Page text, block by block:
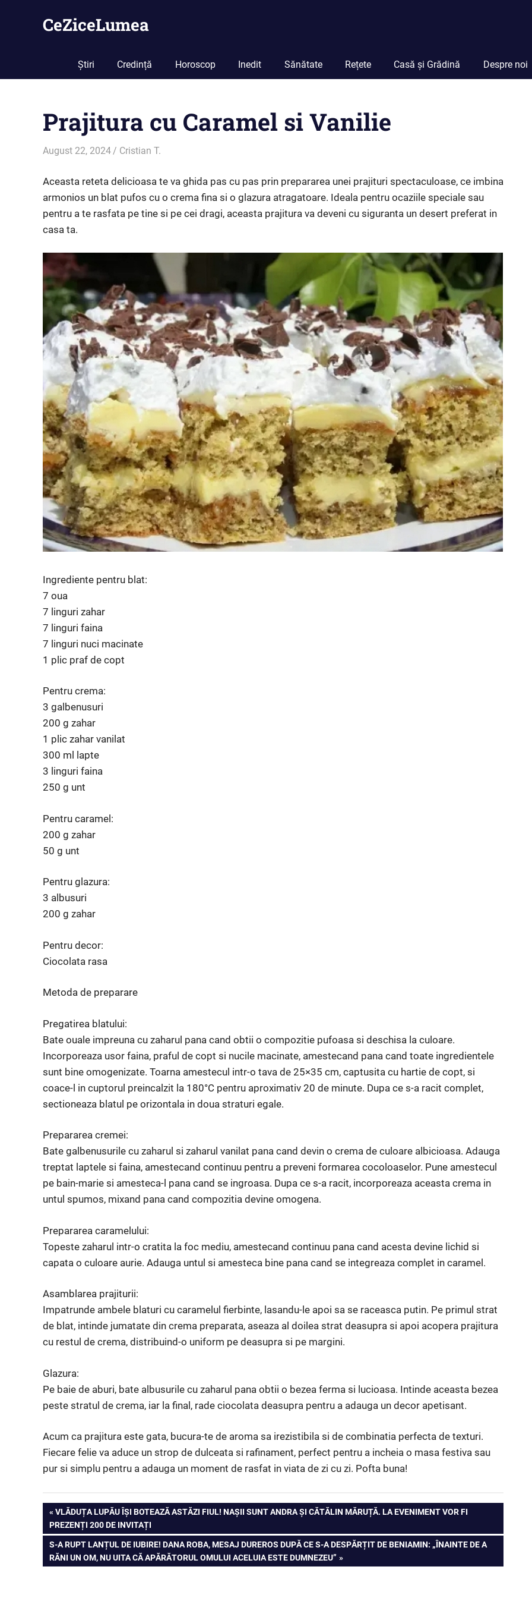
CeZiceLumea
Știri Credință Horoscop Inedit Sănătate Rețete Casă și Grădină Despre noi
Prajitura cu Caramel si Vanilie
August 22, 2024 Cristian T.
Aceasta reteta delicioasa te va ghida pas cu pas prin prepararea unei prajituri spectaculoase, ce imbina
armonios un blat pufos cu o crema fina si o glazura atragatoare. Ideala pentru ocaziile speciale sau
pentru a te rasfata pe tine si pe cei dragi, aceasta prajitura va deveni cu siguranta un desert preferat in
casa ta.
Ingrediente pentru blat:
7 oua
7 linguri zahar
7 linguri faina
7 linguri nuci macinate
1 plic praf de copt
Pentru crema:
3 galbenusuri
200 g zahar
1 plic zahar vanilat
300 ml lapte
3 linguri faina
250 g unt
Pentru caramel:
200 g zahar
50 g unt
Pentru glazura:
3 albusuri
200 g zahar
Pentru decor:
Ciocolata rasa
Metoda de preparare
Pregatirea blatului:
Bate ouale impreuna cu zaharul pana cand obtii o compozitie pufoasa si deschisa la culoare.
Incorporeaza usor faina, praful de copt si nucile macinate, amestecand pana cand toate ingredientele
sunt bine omogenizate. Toarna amestecul intr-o tava de 25×35 cm, captusita cu hartie de copt, si
coace-l in cuptorul preincalzit la 180°C pentru aproximativ 20 de minute. Dupa ce s-a racit complet,
sectioneaza blatul pe orizontala in doua straturi egale.
Prepararea cremei:
Bate galbenusurile cu zaharul si zaharul vanilat pana cand devin o crema de culoare albicioasa. Adauga
treptat laptele si faina, amestecand continuu pentru a preveni formarea cocoloaselor. Pune amestecul
pe bain-marie si amesteca-l pana cand se ingroasa. Dupa ce s-a racit, incorporeaza aceasta crema in
untul spumos, mixand pana cand compozitia devine omogena.
Prepararea caramelului:
Topeste zaharul intr-o cratita la foc mediu, amestecand continuu pana cand acesta devine lichid si
capata o culoare aurie. Adauga untul si amesteca bine pana cand se integreaza complet in caramel.
Asamblarea prajiturii:
Impatrunde ambele blaturi cu caramelul fierbinte, lasandu-le apoi sa se raceasca putin. Pe primul strat
de blat, intinde jumatate din crema preparata, aseaza al doilea strat deasupra si apoi acopera prajitura
cu restul de crema, distribuind-o uniform pe deasupra si pe margini.
Glazura:
Pe baie de aburi, bate albusurile cu zaharul pana obtii o bezea ferma si lucioasa. Intinde aceasta bezea
peste stratul de crema, iar la final, rade ciocolata deasupra pentru a adauga un decor apetisant.
Acum ca prajitura este gata, bucura-te de aroma sa irezistibila si de combinatia perfecta de texturi.
Fiecare felie va aduce un strop de dulceata si rafinament, perfect pentru a incheia o masa festiva sau
pur si simplu pentru a adauga un moment de rasfat in viata de zi cu zi. Pofta buna!
Post
navigation
PREVIOUS
POST:
VLĂDUȚA LUPĂU ÎȘI BOTEAZĂ ASTĂZI FIUL! NAȘII SUNT ANDRA ȘI CĂTĂLIN MĂRUȚĂ. LA EVENIMENT VOR FI
PREZENȚI 200 DE INVITAȚI
NEXT
POST:
S-A RUPT LANȚUL DE IUBIRE! DANA ROBA, MESAJ DUREROS DUPĂ CE S-A DESPĂRȚIT DE BENIAMIN: „ÎNAINTE DE A
RĂNI UN OM, NU UITA CĂ APĂRĂTORUL OMULUI ACELUIA ESTE DUMNEZEU”